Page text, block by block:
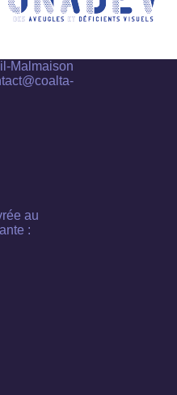
Malmaison
au
: